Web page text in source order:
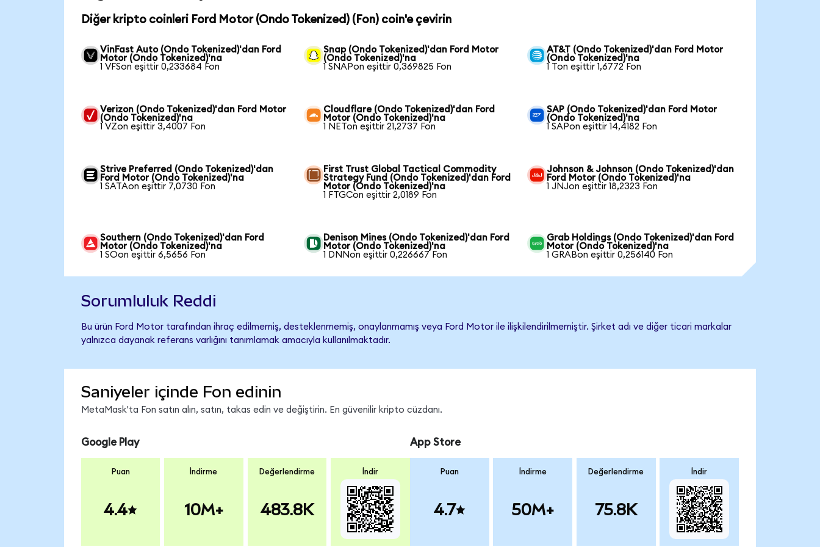
Diğer kripto coinleri Ford Motor (Ondo Tokenized) (Fon) coin'e çevirin
VinFast Auto (Ondo Tokenized)'dan Ford
Motor (Ondo Tokenized)'na
1 VFSon eşittir 0,233684 Fon
Snap (Ondo Tokenized)'dan Ford Motor
(Ondo Tokenized)'na
1 SNAPon eşittir 0,369825 Fon
AT&T (Ondo Tokenized)'dan Ford Motor
(Ondo Tokenized)'na
1 Ton eşittir 1,6772 Fon
Verizon (Ondo Tokenized)'dan Ford Motor
(Ondo Tokenized)'na
1 VZon eşittir 3,4007 Fon
Cloudflare (Ondo Tokenized)'dan Ford
Motor (Ondo Tokenized)'na
1 NETon eşittir 21,2737 Fon
SAP (Ondo Tokenized)'dan Ford Motor
(Ondo Tokenized)'na
1 SAPon eşittir 14,4182 Fon
Strive Preferred (Ondo Tokenized)'dan
Ford Motor (Ondo Tokenized)'na
1 SATAon eşittir 7,0730 Fon
First Trust Global Tactical Commodity
Strategy Fund (Ondo Tokenized)'dan Ford
Motor (Ondo Tokenized)'na
1 FTGCon eşittir 2,0189 Fon
Johnson & Johnson (Ondo Tokenized)'dan
Ford Motor (Ondo Tokenized)'na
1 JNJon eşittir 18,2323 Fon
Southern (Ondo Tokenized)'dan Ford
Motor (Ondo Tokenized)'na
1 SOon eşittir 6,5656 Fon
Denison Mines (Ondo Tokenized)'dan Ford
Motor (Ondo Tokenized)'na
1 DNNon eşittir 0,226667 Fon
Grab Holdings (Ondo Tokenized)'dan Ford
Motor (Ondo Tokenized)'na
1 GRABon eşittir 0,256140 Fon
Sorumluluk Reddi
Bu ürün Ford Motor tarafından ihraç edilmemiş, desteklenmemiş, onaylanmamış veya Ford Motor ile ilişkilendirilmemiştir. Şirket adı ve diğer ticari markalar
yalnızca dayanak referans varlığını tanımlamak amacıyla kullanılmaktadır.
Saniyeler içinde Fon edinin
MetaMask'ta Fon satın alın, satın, takas edin ve değiştirin. En güvenilir kripto cüzdanı.
Google Play
Puan
4.4
İndirme
10M+
Değerlendirme
483.8K
İndir
App Store
Puan
4.7
İndirme
50M+
Değerlendirme
75.8K
İndir